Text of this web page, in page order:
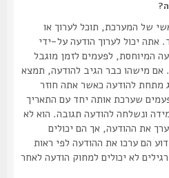
המערכת, תוכל לערוך או
לערוך הודעה על-ידי
לפעמים לזמן מוגבל
כבר הגיב להודעה, תמצא
להודעה כאשר אתה חוזר
שערכת אותה יחד עם התאריך
להודעה תגובה. הוא לא
ההודעה, אך הם יכולים
ערכו את ההודעה לפי ראות
לא יכולים למחוק הודעה לאחר